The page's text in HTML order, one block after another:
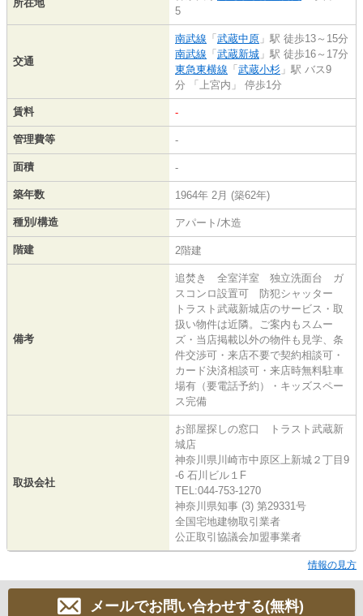
所在地
5
交通
南武線 「 武蔵中原 」駅 徒歩13～15分
南武線 「 武蔵新城 」駅 徒歩16～17分
東急東横線 「 武蔵小杉 」駅 バス9
分 「上宮内」 停歩1分
賃料 -
管理費等 -
面積 -
築年数 1964年 2月 (築62年)
種別/構造 アパート/木造
階建 2階建
備考
追焚き 全室洋室 独立洗面台 ガ
スコンロ設置可 防犯シャッター
トラスト武蔵新城店のサービス・取
扱い物件は近隣。ご案内もスムー
ズ・当店掲載以外の物件も見学、条
件交渉可・来店不要で契約相談可・
カード決済相談可・来店時無料駐車
場有（要電話予約）・キッズスペー
ス完備
取扱会社
お部屋探しの窓口 トラスト武蔵新
城店
神奈川県川崎市中原区上新城２丁目9
-6 石川ビル１F
TEL:044-753-1270
神奈川県知事 (3) 第29331号
全国宅地建物取引業者
公正取引協議会加盟事業者
情報の見方
メールでお問い合わせする(無料)